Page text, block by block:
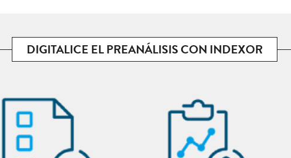
DIGITALICE EL PREANÁLISIS CON INDEXOR